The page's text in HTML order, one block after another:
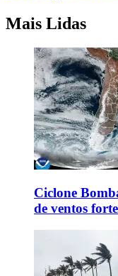
Mais Lidas
Ciclone
de ventos